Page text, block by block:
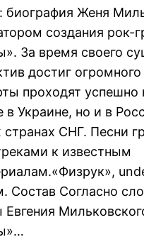
биография Женя
создания рок-
За время своего
достиг огромного
проходят успешно
в Украине, но и в
странах СНГ. Песни
к известным
Состав Согласно
Евгения